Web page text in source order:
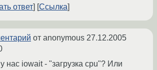
ответ
Ссылка
от anonymous 27.12.2005
нас iowait - "загрузка cpu"? Или